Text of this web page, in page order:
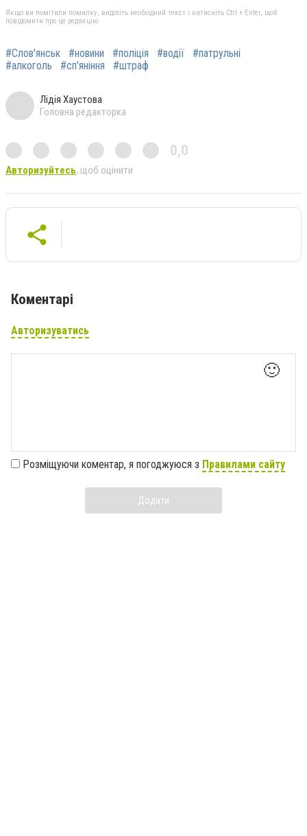
Якщо ви помітили помилку, виділіть необхідний текст і натисніть Ctrl + Enter, щоб
повідомити про це редакцію
#Слов'янськ #новини #поліція #водії
#патрульні
#алкоголь
#сп'яніння #штраф
Лідія Хаустова
Головна редакторка
0,0
Авторизуйтесь, щоб оцінити
Коментарі
Авторизуватись
🙂
Розміщуючи коментар, я погоджуюся з Правилами сайту
Додати